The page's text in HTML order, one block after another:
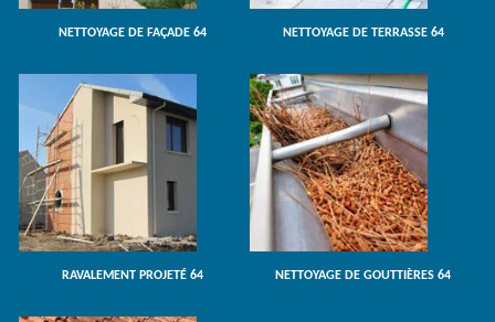
NETTOYAGE DE FAÇADE 64 NETTOYAGE DE TERRASSE 64
RAVALEMENT PROJETÉ 64 NETTOYAGE DE GOUTTIÈRES 64